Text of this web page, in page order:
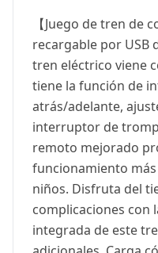
【Juego de tren de
recargable por USB
tren eléctrico viene
tiene la función de
atrás/adelante,
interruptor de
remoto mejorado
funcionamiento
niños. Disfruta del
complicaciones con
integrada de este